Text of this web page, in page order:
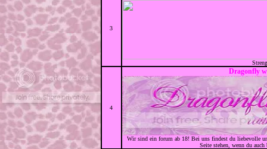
3
4
Dragonfly
Wir sind ein forum ab 18! Bei uns findest du liebevolle
Seite stehen, wenn du